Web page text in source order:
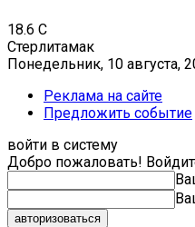
18.6 C
Стерлитамак
Понедельник, 10 августа,
Реклама на сайте
Предложить событие
войти в систему
Добро пожаловать!